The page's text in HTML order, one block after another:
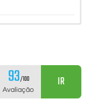
93/100
Avaliação
IR